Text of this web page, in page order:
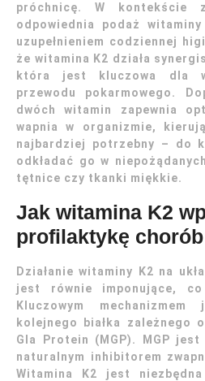
próchnicę. W kontekście
odpowiednia podaż
uzupełnieniem codziennej
że witamina K2 działa
która jest kluczowa dla
przewodu pokarmowego.
dwóch witamin zapewnia
wapnia w organizmie,
najbardziej potrzebny – do
odkładać go w
tętnice czy tkanki miękkie.
Jak witamina K2
profilaktykę
Działanie witaminy K2 na
jest równie imponujące,
Kluczowym
kolejnego białka zależnego
Gla Protein (MGP). MGP
naturalnym inhibitorem
Witamina K2 jest